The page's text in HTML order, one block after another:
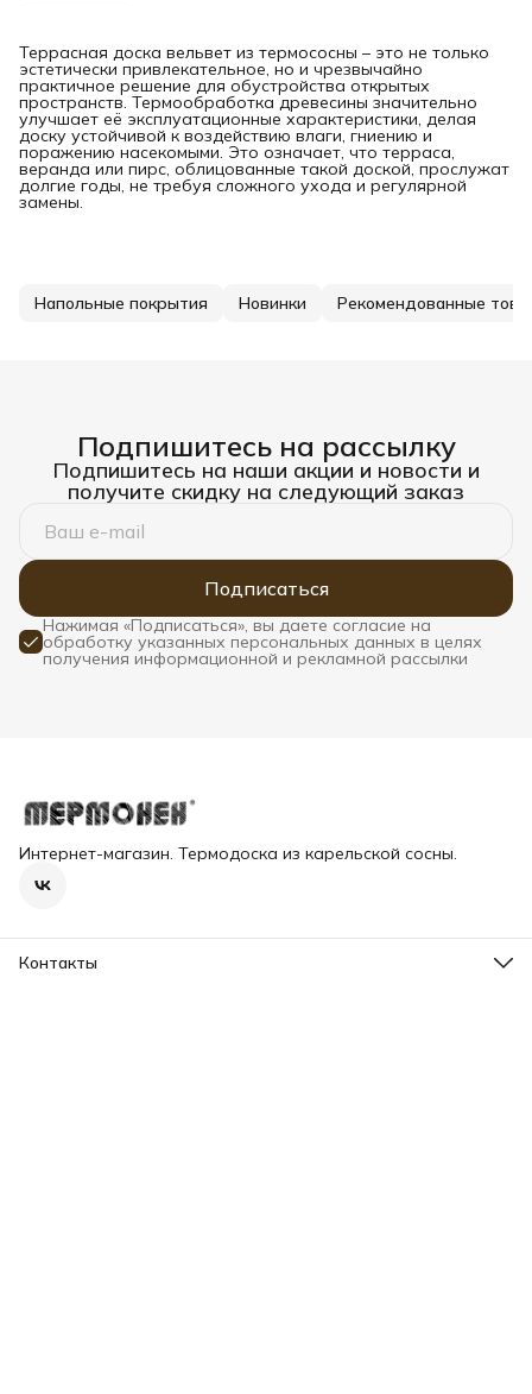
Террасная доска вельвет из термососны – это не только
эстетически привлекательное, но и чрезвычайно
практичное решение для обустройства открытых
пространств. Термообработка древесины значительно
улучшает её эксплуатационные характеристики, делая
доску устойчивой к воздействию влаги, гниению и
поражению насекомыми. Это означает, что терраса,
веранда или пирс, облицованные такой доской, прослужат
долгие годы, не требуя сложного ухода и регулярной
замены.
Напольные покрытия Новинки Рекомендованные
Подпишитесь на рассылку
Подпишитесь на наши акции и новости и
получите скидку на следующий заказ
Подписаться
Нажимая «Подписаться», вы даете согласие на
обработку указанных персональных данных в целях
получения информационной и рекламной рассылки
Интернет-магазин. Термодоска из карельской сосны.
Контакты